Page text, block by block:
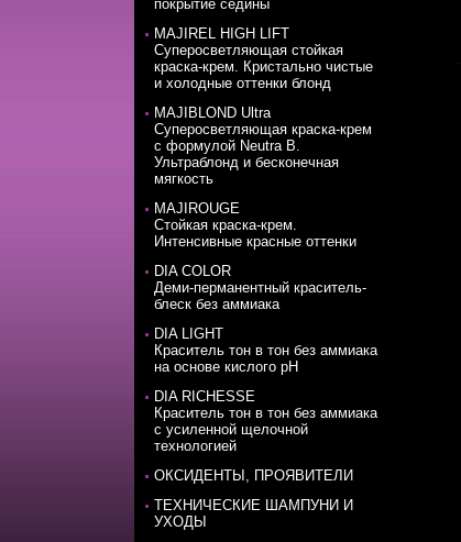
покрытие седины
MAJIREL HIGH LIFT
Суперосветляющая стойкая
краска-крем. Кристально чистые
и холодные оттенки блонд
MAJIBLOND Ultra
Суперосветляющая краска-крем
с формулой Neutra B.
Ультраблонд и бесконечная
мягкость
MAJIROUGE
Стойкая краска-крем.
Интенсивные красные оттенки
DIA COLOR
Деми-перманентный краситель-
блеск без аммиака
DIA LIGHT
Краситель тон в тон без аммиака
на основе кислого pH
DIA RICHESSE
Краситель тон в тон без аммиака
с усиленной щелочной
технологией
ОКСИДЕНТЫ, ПРОЯВИТЕЛИ
ТЕХНИЧЕСКИЕ ШАМПУНИ И
УХОДЫ